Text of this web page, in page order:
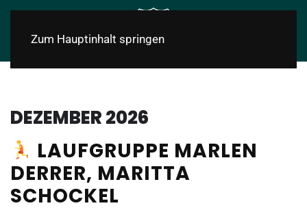
Zum Hauptinhalt springen
DEZEMBER 2026
LAUFGRUPPE MARLEN
DERRER, MARITTA
SCHOCKEL